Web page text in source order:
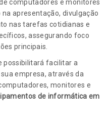
computadores e monitores
apresentação, divulgação
nas tarefas cotidianas e
assegurando foco
principais.
possibilitará facilitar a
empresa, através da
monitores e
de informática em